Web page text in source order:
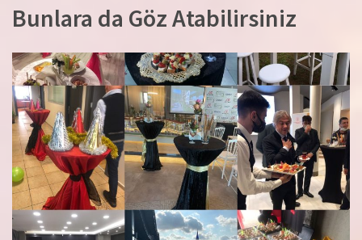
Bunlara da Göz Atabilirsiniz